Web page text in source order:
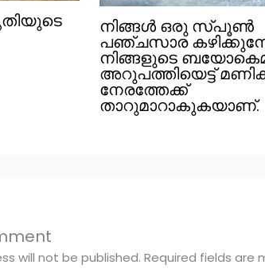
നിങ്ങൾ ഒരു സ്പൂൺ
പഞ്ചസാര
നിങ്ങളുടെ
അറുപത്തിയെട്ട്
നേരത്തേക്ക്
താറുമാറാകുകയാണ്.
will not be published. Required fields are